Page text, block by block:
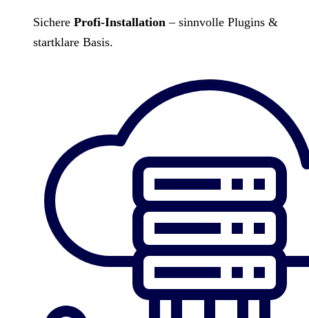
Sichere Profi-Installation – sinnvolle Plugins &
startklare Basis.